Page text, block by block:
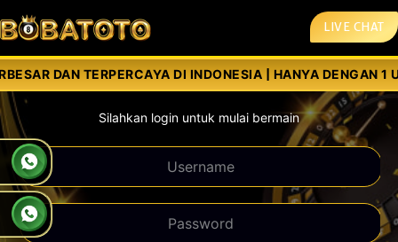
LIVE CHAT
DAN TERPERCAYA DI INDONESIA | HANYA DENGAN 1
Silahkan login untuk mulai bermain